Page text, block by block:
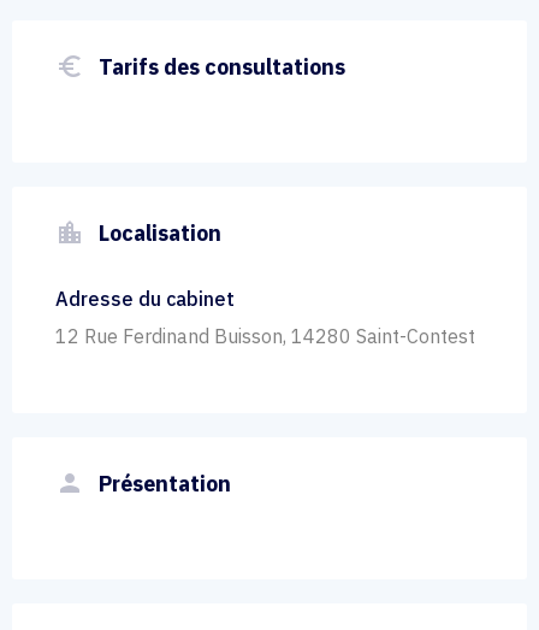
euro_symbol Tarifs des consultations
location_city Localisation
Adresse du cabinet
12 Rue Ferdinand Buisson, 14280 Saint-Contest
person Présentation